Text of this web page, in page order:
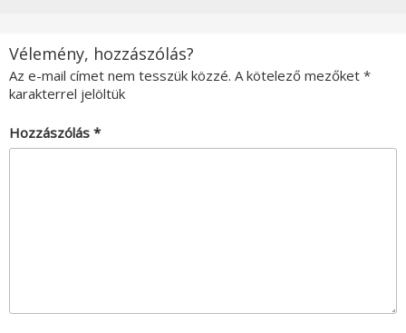
Vélemény, hozzászólás?
Az e-mail címet nem tesszük közzé. A kötelező mezőket *
karakterrel jelöltük
Hozzászólás *